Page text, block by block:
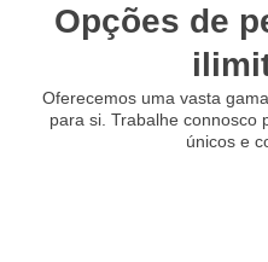
Opções de
Oferecemos uma vasta
para si. Trabalhe connosco
únicos e